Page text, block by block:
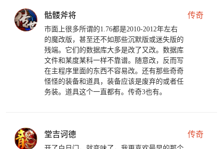
骷髅斧将 传奇
市面上很多所谓的1.76都是2010-2012年左右
的魔改版，甚至还不如那些沉默版或迷失版的
残端。它们的数据库大多是改了又改。数据库
文件和某度某科一样不靠谱。随意改，反而写
在主程序里面的东西不容易改。还有那些奇奇
怪怪的装备和道具，装备应该是废弃的或者任
务装。道具这个一直都有。传奇3也有。
堂吉诃德 传奇